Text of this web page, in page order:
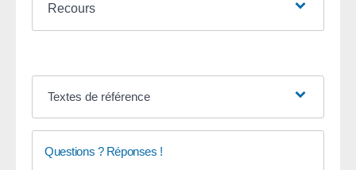
Recours
Textes de référence
Questions ? Réponses !